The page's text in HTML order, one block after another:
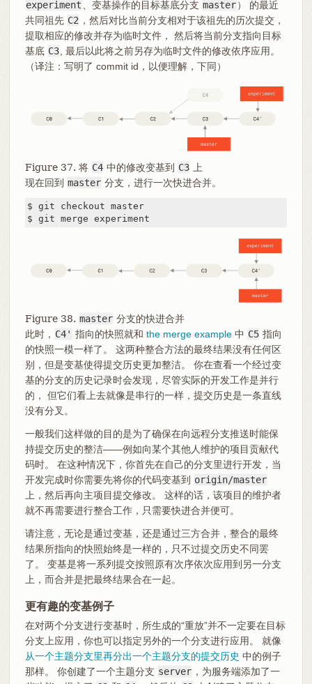
experiment
、变基操作的目标基底分支 master ） 的最近
共同祖先 C2 ，然后对比当前分支相对于该祖先的历次提交，
提取相应的修改并存为临时文件， 然后将当前分支指向目标
基底 C3 , 最后以此将之前另存为临时文件的修改依序应用。
（译注：写明了 commit id，以便理解，下同）
Figure 37. 将 C4 中的修改变基到 C3 上
现在回到 master 分支，进行一次快进合并。
$ git checkout master
$ git merge experiment
Figure 38. master 分支的快进合并
此时， C4' 指向的快照就和 the merge example中 C5 指向
的快照一模一样了。 这两种整合方法的最终结果没有任何区
别，但是变基使得提交历史更加整洁。 你在查看一个经过变
基的分支的历史记录时会发现，尽管实际的开发工作是并行
的， 但它们看上去就像是串行的一样，提交历史是一条直线
没有分叉。
一般我们这样做的目的是为了确保在向远程分支推送时能保
持提交历史的整洁——例如向某个其他人维护的项目贡献代
码时。 在这种情况下，你首先在自己的分支里进行开发，当
开发完成时你需要先将你的代码变基到 origin/master
上，然后再向主项目提交修改。 这样的话，该项目的维护者
就不再需要进行整合工作，只需要快进合并便可。
请注意，无论是通过变基，还是通过三方合并，整合的最终
结果所指向的快照始终是一样的，只不过提交历史不同罢
了。 变基是将一系列提交按照原有次序依次应用到另一分支
上，而合并是把最终结果合在一起。
更有趣的变基例子
在对两个分支进行变基时，所生成的“重放”并不一定要在目标
分支上应用，你也可以指定另外的一个分支进行应用。 就像
从一个主题分支里再分出一个主题分支的提交历史 中的例子
那样。 你创建了一个主题分支 server ，为服务端添加了一